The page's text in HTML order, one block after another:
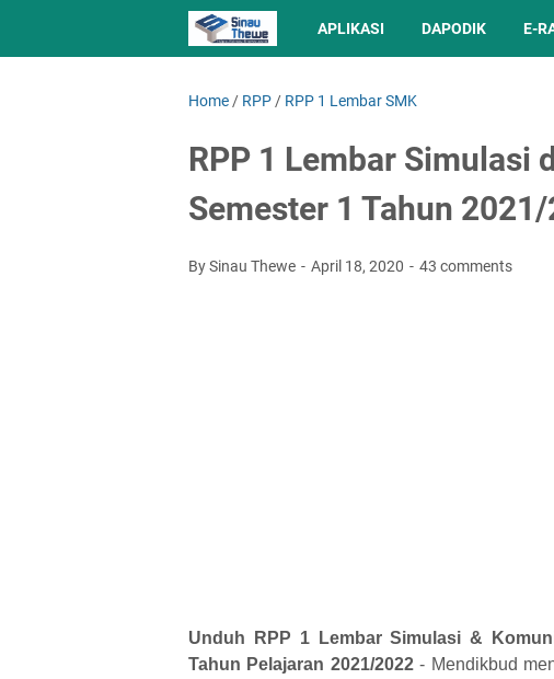
APLIKASI DAPODIK E-
Home / RPP / RPP 1 Lembar SMK
RPP 1 Lembar Simulasi
Semester 1 Tahun
By Sinau Thewe April 18, 2020 43 comments
Unduh RPP 1 Lembar Simulasi &
Tahun Pelajaran 2021/2022- Mendikbud